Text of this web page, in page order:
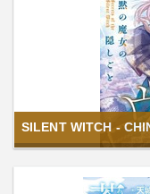
SILENT WITCH -